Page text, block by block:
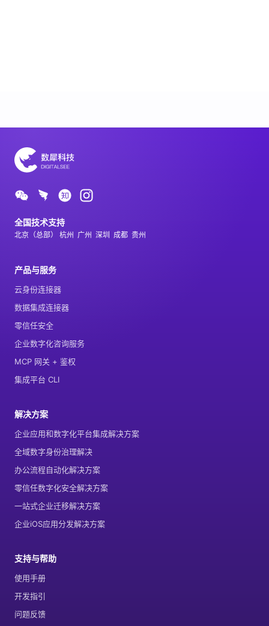
全国技术支持
北京（总部） 杭州  广州  深圳  成都  贵州
产品与服务
云身份连接器
数据集成连接器
零信任安全
企业数字化咨询服务
MCP 网关 + 鉴权
集成平台 CLI
解决方案
企业应用和数字化平台集成解决方案
全域数字身份治理解决
办公流程自动化解决方案
零信任数字化安全解决方案
一站式企业迁移解决方案
企业iOS应用分发解决方案
支持与帮助
使用手册
开发指引
问题反馈